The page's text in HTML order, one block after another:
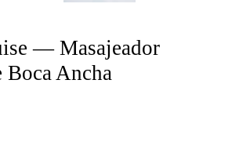
— Masajeador
Boca Ancha